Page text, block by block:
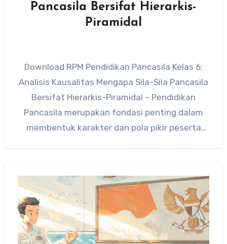
Pancasila Bersifat Hierarkis-
Piramidal
Download RPM Pendidikan Pancasila Kelas 6:
Analisis Kausalitas Mengapa Sila-Sila Pancasila
Bersifat Hierarkis-Piramidal – Pendidikan
Pancasila merupakan fondasi penting dalam
membentuk karakter dan pola pikir peserta